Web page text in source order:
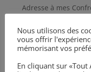
Adresse à mes
Nouvel article dans
Articles dans la
Décret du 11 mai
Nous utilisons des
vous offrir
mémorisant vos
En cliquant sur «Tout